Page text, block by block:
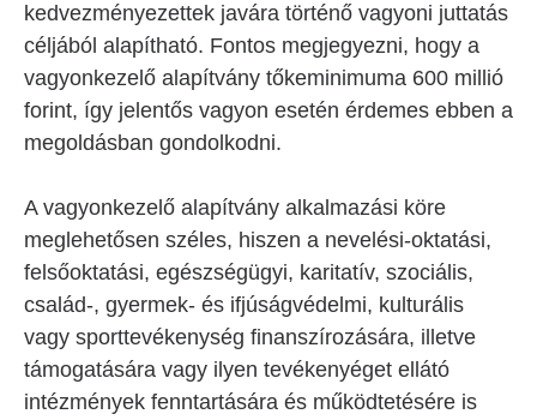
kedvezményezettek javára történő vagyoni juttatás
céljából alapítható. Fontos megjegyezni, hogy a
vagyonkezelő alapítvány tőkeminimuma 600 millió
forint, így jelentős vagyon esetén érdemes ebben a
megoldásban gondolkodni.
A vagyonkezelő alapítvány alkalmazási köre
meglehetősen széles, hiszen a nevelési-oktatási,
felsőoktatási, egészségügyi, karitatív, szociális,
család-, gyermek- és ifjúságvédelmi, kulturális
vagy sporttevékenység finanszírozására, illetve
támogatására vagy ilyen tevékenyéget ellátó
intézmények fenntartására és működtetésére is